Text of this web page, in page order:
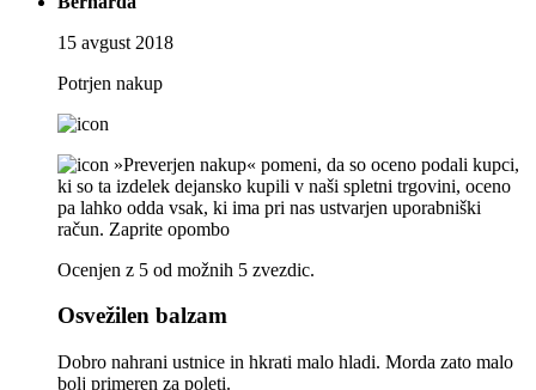
15 avgust 2018
Potrjen nakup
»Preverjen nakup« pomeni, da so oceno podali kupci,
ki so ta izdelek dejansko kupili v naši spletni trgovini, oceno
pa lahko odda vsak, ki ima pri nas ustvarjen uporabniški
račun. Zaprite opombo
Ocenjen z 5 od možnih 5 zvezdic.
Osvežilen balzam
Dobro nahrani ustnice in hkrati malo hladi. Morda zato malo
bolj primeren za poleti.